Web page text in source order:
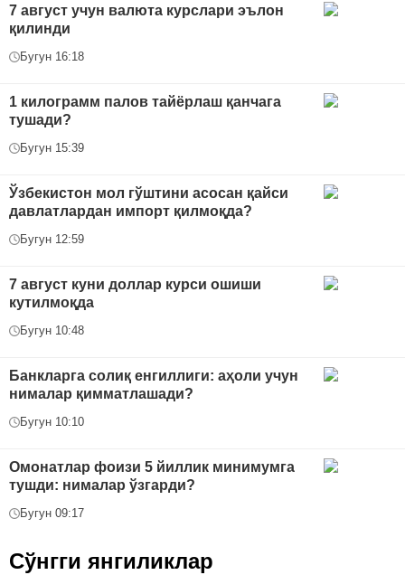
7 август учун валюта курслари эълон
қилинди
Бугун 16:18
1 килограмм палов тайёрлаш қанчага
тушади?
Бугун 15:39
Ўзбекистон мол гўштини асосан қайси
давлатлардан импорт қилмоқда?
Бугун 12:59
7 август куни доллар курси ошиши
кутилмоқда
Бугун 10:48
Банкларга солиқ енгиллиги: аҳоли учун
нималар қимматлашади?
Бугун 10:10
Омонатлар фоизи 5 йиллик минимумга
тушди: нималар ўзгарди?
Бугун 09:17
Сўнгги янгиликлар